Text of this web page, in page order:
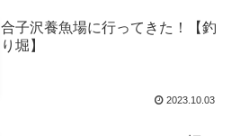
合子沢養魚場に行ってきた！【釣
り堀】
2023.10.03